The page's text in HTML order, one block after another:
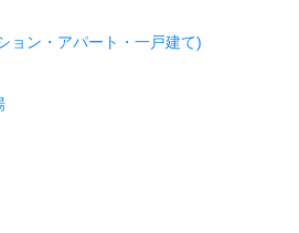
ョン・アパート・一戸建て)